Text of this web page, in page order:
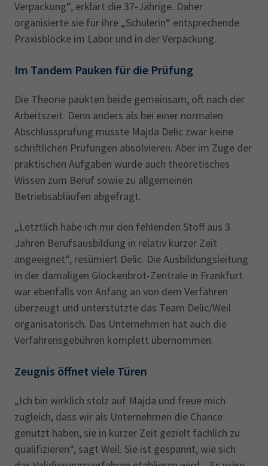
Verpackung“, erklärt die 37-Jährige. Daher
organisierte sie für ihre „Schülerin“ entsprechende
Praxisblöcke im Labor und in der Verpackung.
Im Tandem Pauken für die Prüfung
Die Theorie paukten beide gemeinsam, oft nach der
Arbeitszeit. Denn anders als bei einer normalen
Abschlussprüfung musste Majda Delic zwar keine
schriftlichen Prüfungen absolvieren. Aber im Zuge der
praktischen Aufgaben wurde auch theoretisches
Wissen zum Beruf sowie zu allgemeinen
Betriebsabläufen abgefragt.
„Letztlich habe ich mir den fehlenden Stoff aus 3
Jahren Berufsausbildung in relativ kurzer Zeit
angeeignet“, resümiert Delic. Die Ausbildungsleitung
in der damaligen Glockenbrot-Zentrale in Frankfurt
war ebenfalls von Anfang an von dem Verfahren
überzeugt und unterstützte das Team Delic/Weil
organisatorisch. Das Unternehmen hat auch die
Verfahrensgebühren komplett übernommen.
Zeugnis öffnet viele Türen
„Ich bin wirklich stolz auf Majda und freue mich
zugleich, dass wir als Unternehmen die Chance
genutzt haben, sie in kurzer Zeit gezielt fachlich zu
qualifizieren“, sagt Weil. Sie ist gespannt, wie sich